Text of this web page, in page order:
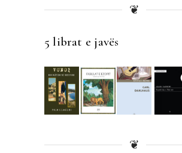
❦
5 librat e javës
❦